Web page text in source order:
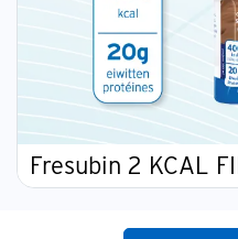
Fresubin 2 KCAL